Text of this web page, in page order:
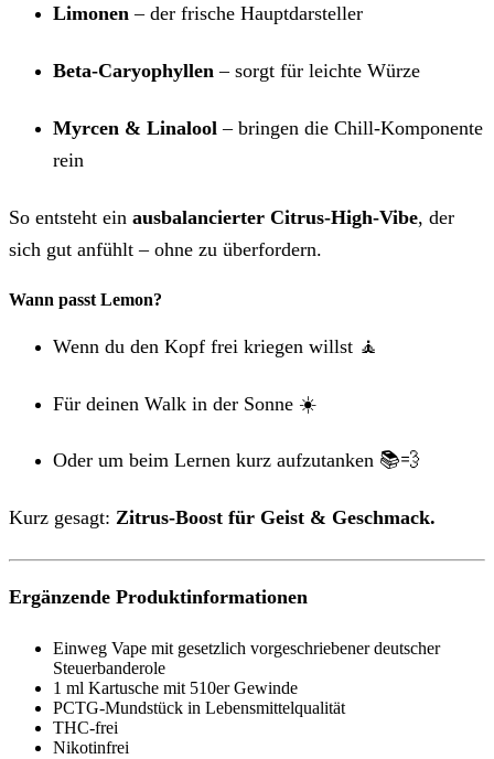
Limonen – der frische Hauptdarsteller
Beta-Caryophyllen – sorgt für leichte Würze
Myrcen & Linalool – bringen die Chill-Komponente
rein
So entsteht ein ausbalancierter Citrus-High-Vibe, der
sich gut anfühlt – ohne zu überfordern.
Wann passt Lemon?
Wenn du den Kopf frei kriegen willst 🧘
Für deinen Walk in der Sonne ☀️
Oder um beim Lernen kurz aufzutanken 📚💨
Kurz gesagt: Zitrus-Boost für Geist & Geschmack.
Ergänzende Produktinformationen
Einweg Vape mit gesetzlich vorgeschriebener deutscher
Steuerbanderole
1 ml Kartusche mit 510er Gewinde
PCTG-Mundstück in Lebensmittelqualität
THC-frei
Nikotinfrei